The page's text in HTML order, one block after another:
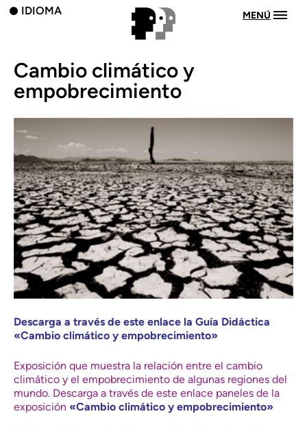
IDIOMA MENÚ
Cambio climático y
empobrecimiento
Descarga a través de este enlace la Guía Didáctica
«Cambio climático y empobrecimiento»
Exposición que muestra la relación entre el cambio
climático y el empobrecimiento de algunas regiones del
mundo. Descarga a través de este enlace paneles de la
exposición «Cambio climático y empobrecimiento»